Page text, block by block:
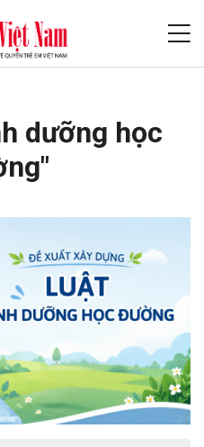
dưỡng học